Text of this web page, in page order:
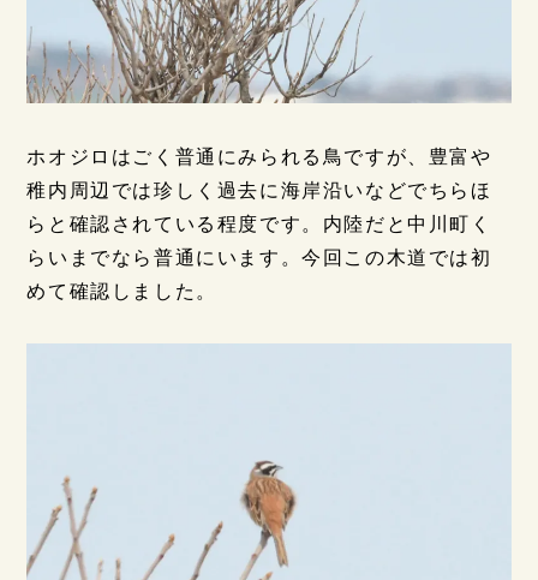
ホオジロはごく普通にみられる鳥ですが、豊富や
稚内周辺では珍しく過去に海岸沿いなどでちらほ
らと確認されている程度です。内陸だと中川町く
らいまでなら普通にいます。今回この木道では初
めて確認しました。